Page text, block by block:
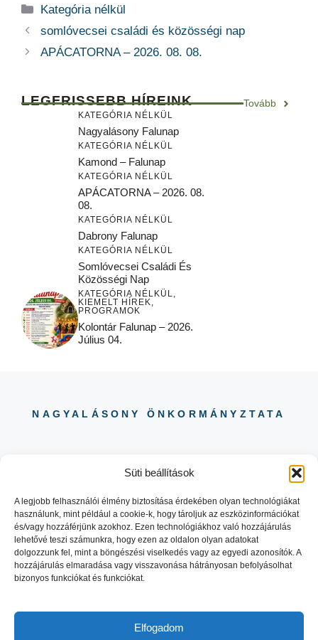
Süti beállítások
A legjobb felhasználói élmény biztosítása érdekében olyan technológiákat
használunk, mint például a cookie-k, hogy tároljuk az eszközinformációkat
és/vagy hozzáférjünk azokhoz. Ezen technológiákhoz való hozzájárulás
lehetővé teszi számunkra, hogy ezen az oldalon olyan adatokat
dolgozzunk fel, mint a böngészési viselkedés vagy az egyedi azonosítók. A
hozzájárulás elmaradása vagy visszavonása hátrányosan befolyásolhat
bizonyos funkciókat és funkciókat.
Elfogadom
Kategória
Kategória nélkül
somlóvecsei családi és közösségi nap
APÁCATORNA – 2026. 08. 08.
LEGFRISSEBB HÍREINK Tovább
KATEGÓRIA NÉLKÜL
Nagyalásony Falunap
KATEGÓRIA NÉLKÜL
Kamond – Falunap
KATEGÓRIA NÉLKÜL
APÁCATORNA – 2026. 08.
08.
KATEGÓRIA NÉLKÜL
Dabrony Falunap
KATEGÓRIA NÉLKÜL
Somlóvecsei Családi És
Közösségi Nap
KATEGÓRIA NÉLKÜL,
KIEMELT HÍREK,
PROGRAMOK
Kolontár Falunap – 2026.
Július 04.
NAGYALÁSONY ÖNKORMÁNYZTATA
06 88 504 730
8484 NAGYALÁSONY KOSSUTH
LAJOS UTCA 29.